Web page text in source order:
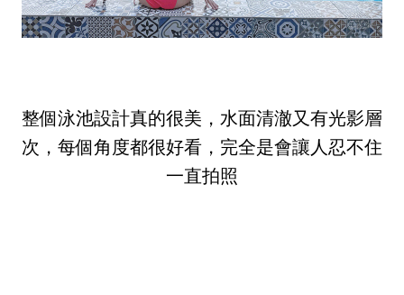
整個泳池設計真的很美，水面清澈又有光影層
次，每個角度都很好看，完全是會讓人忍不住
一直拍照